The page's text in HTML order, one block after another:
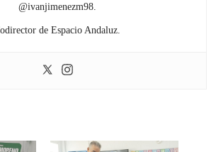
@ivanjimenezm98.
de Espacio Andaluz.